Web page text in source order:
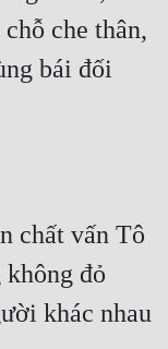
che thân,
bái đối
chất vấn Tô
đỏ
khác nhau